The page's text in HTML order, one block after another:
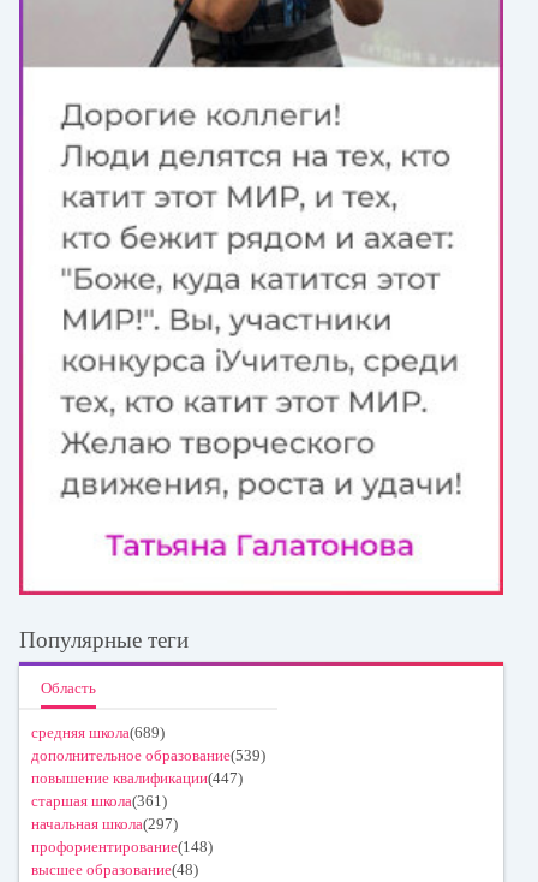
Популярные теги
Область
средняя школа(689)
дополнительное образование(539)
повышение квалификации(447)
старшая школа(361)
начальная школа(297)
профориентирование(148)
высшее образование(48)